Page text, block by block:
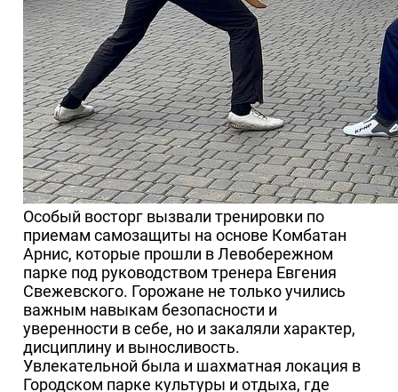
Особый восторг вызвали тренировки по
приемам самозащиты на основе Комбатан
Арнис, которые прошли в Левобережном
парке под руководством тренера Евгения
Свежевского. Горожане не только учились
важным навыкам безопасности и
уверенности в себе, но и закаляли характер,
дисциплину и выносливость.
Увлекательной была и шахматная локация в
Городском парке культуры и отдыха, где